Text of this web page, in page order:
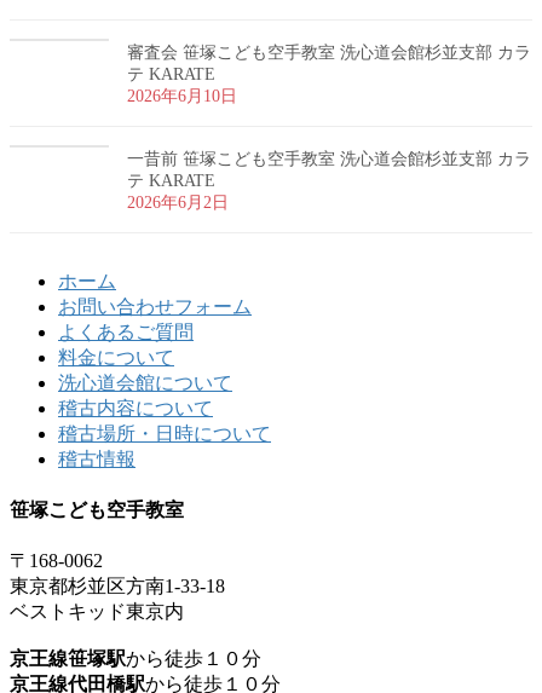
審査会 笹塚こども空手教室 洗心道会館杉並支部 カラ
テ KARATE
2026年6月10日
一昔前 笹塚こども空手教室 洗心道会館杉並支部 カラ
テ KARATE
2026年6月2日
ホーム
お問い合わせフォーム
よくあるご質問
料金について
洗心道会館について
稽古内容について
稽古場所・日時について
稽古情報
笹塚こども空手教室
〒168-0062
東京都杉並区方南1-33-18
ベストキッド東京内
京王線笹塚駅から徒歩１０分
京王線代田橋駅から徒歩１０分